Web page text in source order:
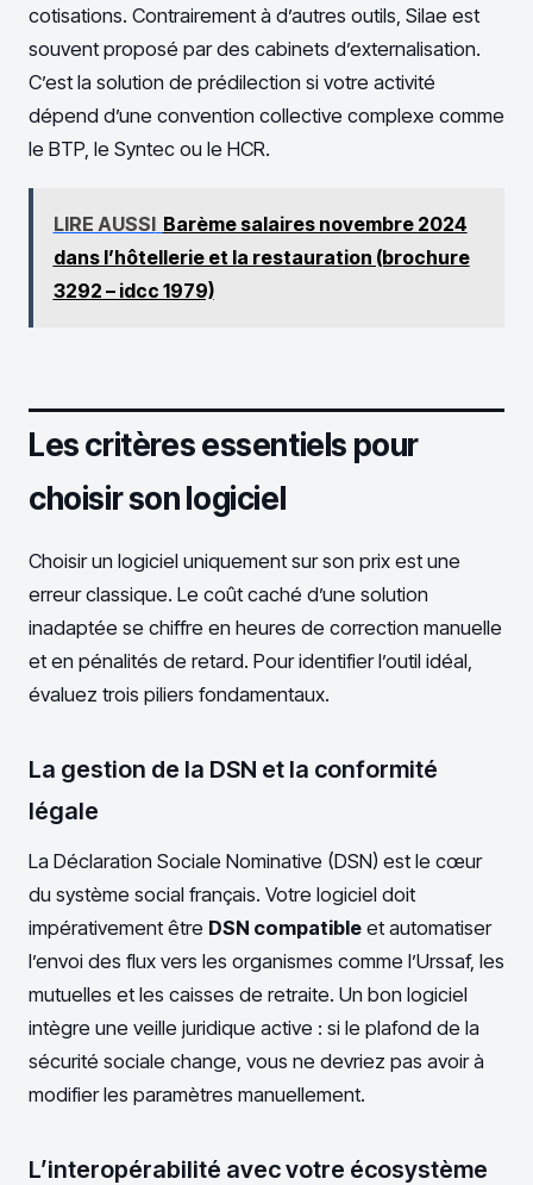
cotisations. Contrairement à d’autres outils, Silae est
souvent proposé par des cabinets d’externalisation.
C’est la solution de prédilection si votre activité
dépend d’une convention collective complexe comme
le BTP, le Syntec ou le HCR.
LIRE AUSSI Barème salaires novembre 2024
dans l’hôtellerie et la restauration (brochure
3292 – idcc 1979)
Les critères essentiels pour
choisir son logiciel
Choisir un logiciel uniquement sur son prix est une
erreur classique. Le coût caché d’une solution
inadaptée se chiffre en heures de correction manuelle
et en pénalités de retard. Pour identifier l’outil idéal,
évaluez trois piliers fondamentaux.
La gestion de la DSN et la conformité
légale
La Déclaration Sociale Nominative (DSN) est le cœur
du système social français. Votre logiciel doit
impérativement être DSN compatible et automatiser
l’envoi des flux vers les organismes comme l’Urssaf, les
mutuelles et les caisses de retraite. Un bon logiciel
intègre une veille juridique active : si le plafond de la
sécurité sociale change, vous ne devriez pas avoir à
modifier les paramètres manuellement.
L’interopérabilité avec votre écosystème